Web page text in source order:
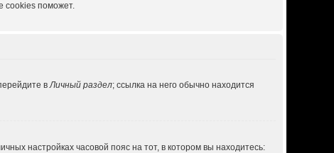
cookies поможет.
вЛичный раздел; ссылка на него обычно находится
настройках часовой пояс на тот, в котором вы находитесь: